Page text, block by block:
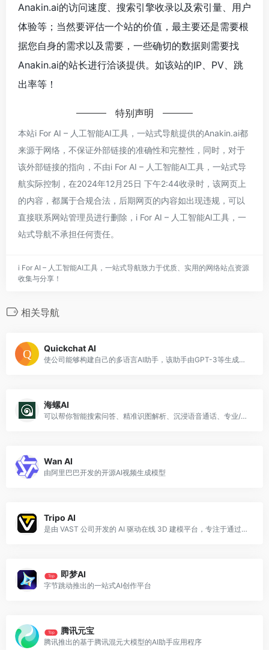
Anakin.ai的访问速度、搜索引擎收录以及索引量、用户
体验等；当然要评估一个站的价值，最主要还是需要根
据您自身的需求以及需要，一些确切的数据则需要找
Anakin.ai的站长进行洽谈提供。如该站的IP、PV、跳
出率等！
特别声明
本站i For AI – 人工智能AI工具，一站式导航提供的Anakin.ai都
来源于网络，不保证外部链接的准确性和完整性，同时，对于
该外部链接的指向，不由i For AI – 人工智能AI工具，一站式导
航实际控制，在2024年12月25日 下午2:44收录时，该网页上
的内容，都属于合规合法，后期网页的内容如出现违规，可以
直接联系网站管理员进行删除，i For AI – 人工智能AI工具，一
站式导航不承担任何责任。
i For AI – 人工智能AI工具，一站式导航致力于优质、实用的网络站点资源
收集与分享！
相关导航
Quickchat AI
使公司能够构建自己的多语言AI助手，该助手由GPT-3等生成性AI模型提供支持。
海螺AI
可以帮你智能搜索问答、精准识图解析、沉浸语音通话、专业/创意写作、文档速读总结、还有独家悬浮球功能帮你把琐事化繁为简
Wan AI
由阿里巴巴开发的开源AI视频生成模型
Tripo AI
是由 VAST 公司开发的 AI 驱动在线 3D 建模平台，专注于通过文本或图像快速生成高质量 3D 模型
Top 即梦AI
字节跳动推出的一站式AI创作平台
Top 腾讯元宝
腾讯推出的基于腾讯混元大模型的AI助手应用程序